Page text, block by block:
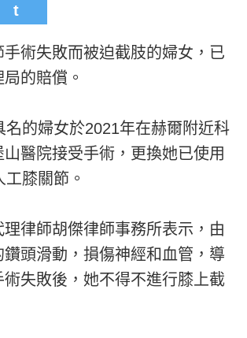
t
術失敗而被迫截肢的婦女，已
的賠償。
名的婦女於2021年在赫爾附近科
醫院接受手術，更換她已使用
膝關節。
律師胡傑律師事務所表示，由
鑽頭滑動，損傷神經和血管，導
術失敗後，她不得不進行膝上截